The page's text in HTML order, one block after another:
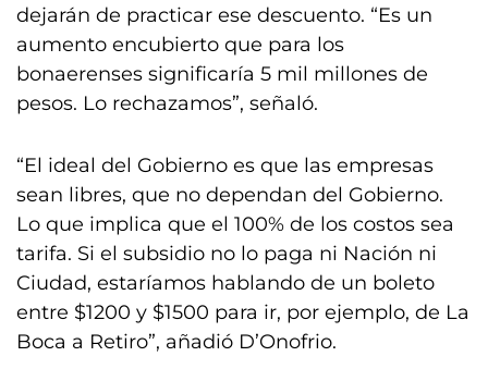
dejarán de practicar ese descuento. “Es un
aumento encubierto que para los
bonaerenses significaría 5 mil millones de
pesos. Lo rechazamos”, señaló.
“El ideal del Gobierno es que las empresas
sean libres, que no dependan del Gobierno.
Lo que implica que el 100% de los costos sea
tarifa. Si el subsidio no lo paga ni Nación ni
Ciudad, estaríamos hablando de un boleto
entre $1200 y $1500 para ir, por ejemplo, de La
Boca a Retiro”, añadió D’Onofrio.